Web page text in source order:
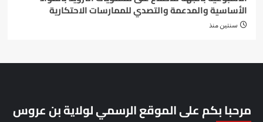
الأساسية والمدعمة والتصدي للممارسات الاحتكارية
سنتين منذ
مرحبا بكم على الموقع الرسمي لولاية بن عروس